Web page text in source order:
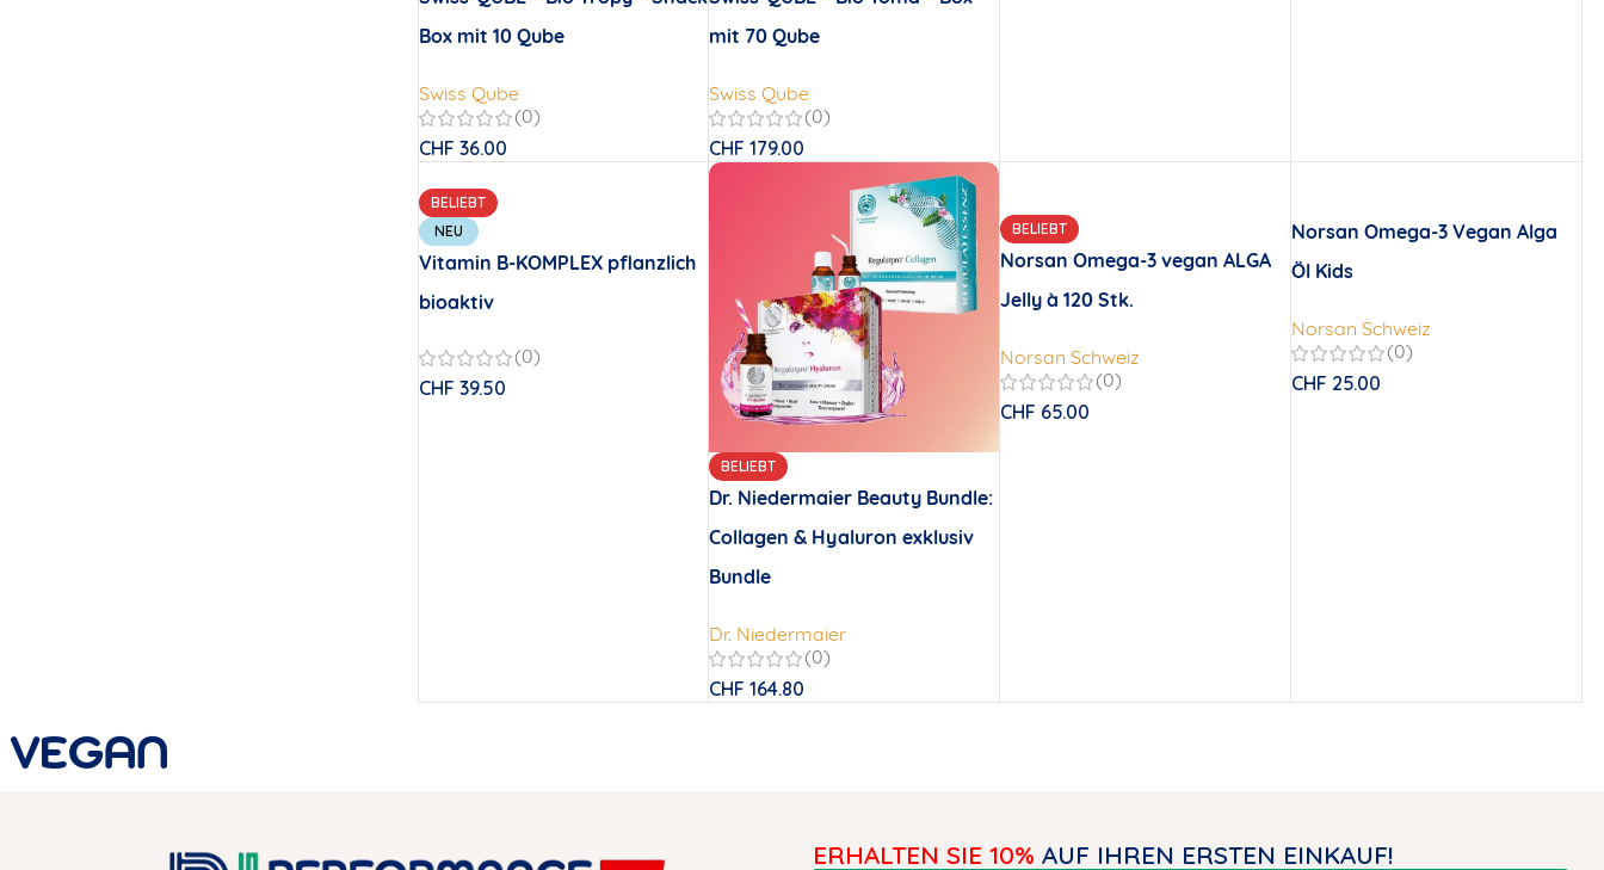
Box mit 10 Qube
Swiss Qube
(0)
CHF 36.00
mit 70 Qube
Swiss Qube
(0)
CHF 179.00
BELIEBT
NEU
Vitamin B-KOMPLEX pflanzlich
bioaktiv
(0)
CHF 39.50
BELIEBT
Dr. Niedermaier Beauty Bundle:
Collagen & Hyaluron exklusiv
Bundle
Dr. Niedermaier
(0)
CHF 164.80
BELIEBT
Norsan Omega-3 vegan ALGA
Jelly à 120 Stk.
Norsan Schweiz
(0)
CHF 65.00
Norsan Omega-3 Vegan Alga
Öl Kids
Norsan Schweiz
(0)
CHF 25.00
VEGAN
ERHALTEN SIE 10% AUF IHREN ERSTEN EINKAUF!